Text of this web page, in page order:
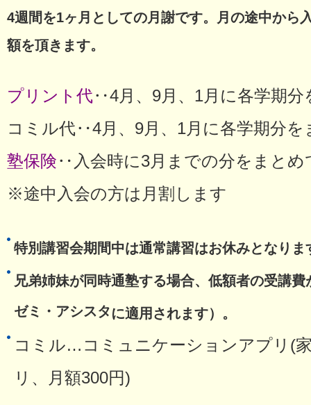
4週間を1ヶ月としての月謝です。月の途中から
額を頂きます。
プリント代‥4月、9月、1月に各学期分
コミル代‥4月、9月、1月に各学期分を
塾保険‥入会時に3月までの分をまとめ
※途中入会の方は月割します
特別講習会期間中は通常講習はお休みとなりま
兄弟姉妹が同時通塾する場合、低額者の受講費
ゼミ・アシスタに適用されます）。
コミル…コミュニケーションアプリ(
リ、月額300円)